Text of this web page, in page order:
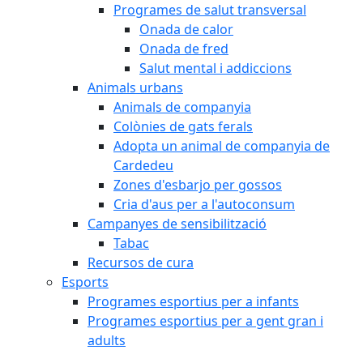
Programes de salut transversal
Onada de calor
Onada de fred
Salut mental i addiccions
Animals urbans
Animals de companyia
Colònies de gats ferals
Adopta un animal de companyia de
Cardedeu
Zones d'esbarjo per gossos
Cria d'aus per a l'autoconsum
Campanyes de sensibilització
Tabac
Recursos de cura
Esports
Programes esportius per a infants
Programes esportius per a gent gran i
adults